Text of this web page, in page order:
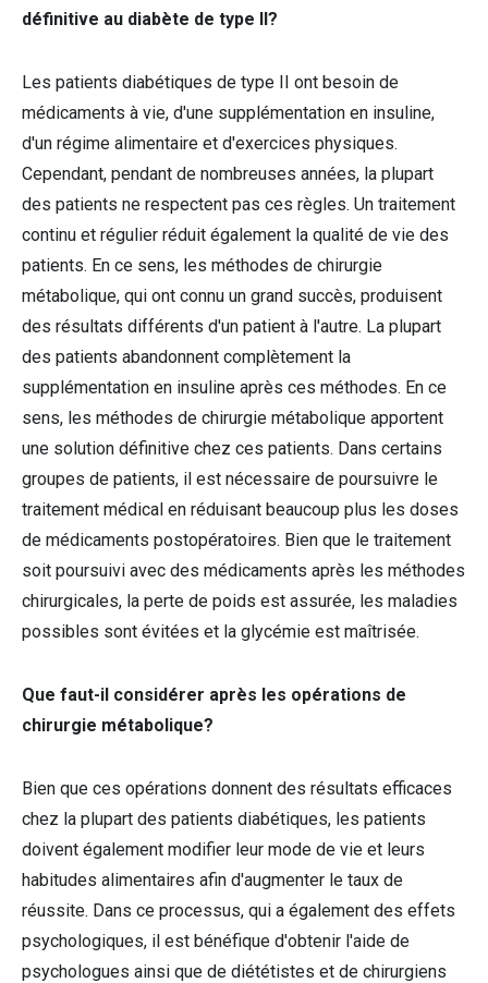
définitive au diabète de type II?
Les patients diabétiques de type II ont besoin de
médicaments à vie, d'une supplémentation en insuline,
d'un régime alimentaire et d'exercices physiques.
Cependant, pendant de nombreuses années, la plupart
des patients ne respectent pas ces règles. Un traitement
continu et régulier réduit également la qualité de vie des
patients. En ce sens, les méthodes de chirurgie
métabolique, qui ont connu un grand succès, produisent
des résultats différents d'un patient à l'autre. La plupart
des patients abandonnent complètement la
supplémentation en insuline après ces méthodes. En ce
sens, les méthodes de chirurgie métabolique apportent
une solution définitive chez ces patients. Dans certains
groupes de patients, il est nécessaire de poursuivre le
traitement médical en réduisant beaucoup plus les doses
de médicaments postopératoires. Bien que le traitement
soit poursuivi avec des médicaments après les méthodes
chirurgicales, la perte de poids est assurée, les maladies
possibles sont évitées et la glycémie est maîtrisée.
Que faut-il considérer après les opérations de
chirurgie métabolique?
Bien que ces opérations donnent des résultats efficaces
chez la plupart des patients diabétiques, les patients
doivent également modifier leur mode de vie et leurs
habitudes alimentaires afin d'augmenter le taux de
réussite. Dans ce processus, qui a également des effets
psychologiques, il est bénéfique d'obtenir l'aide de
psychologues ainsi que de diététistes et de chirurgiens